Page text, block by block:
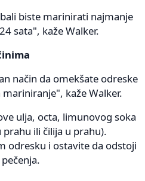
biste marinirati najmanje
sata", kaže Walker.
način da omekšate odreske
kaže Walker.
ulja, octa, limunovog soka
prahu ili čilija u prahu).
odresku i ostavite da odstoji